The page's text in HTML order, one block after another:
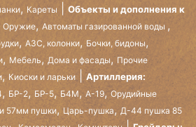
, Кареты
Объекты и дополнения к
Оружие,Автоматы газированной воды ,
, АЗС, колонки, Бочки, бидоны,
, Мебель, Дома и фасады, Прочие
, Киоски и ларьки Артиллерия:
, БР-2, БР-5, Б4М, А-19,Орудийные
57мм пушки,Царь-пушка, Д-44 пушка 85